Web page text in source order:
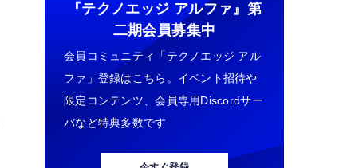
『テクノエッジ アルファ』 第
二期会員募集中
会員コミュニティ「テクノエッジ アル
ファ」登録はこちら。イベント招待や
限定コンテンツ、会員専用Discordサー
バなど特典多数です